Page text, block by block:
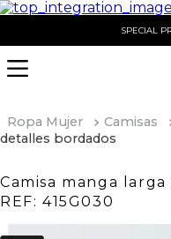
SPECIAL
Ropa Mujer Camisas
detalles bordados
Camisa manga
REF: 415G030